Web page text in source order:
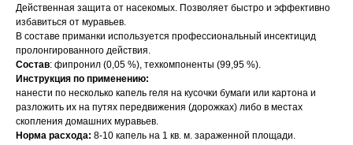
Действенная защита от насекомых. Позволяет быстро и эффективно
избавиться от муравьев.
В составе приманки используется профессиональный инсектицид
пролонгированного действия.
Состав: фипронил (0,05 %), техкомпоненты (99,95 %).
Инструкция по применению:
нанести по несколько капель геля на кусочки бумаги или картона и
разложить их на путях передвижения (дорожках) либо в местах
скопления домашних муравьев.
Норма расхода: 8-10 капель на 1 кв. м. зараженной площади.